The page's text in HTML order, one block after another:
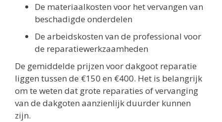
De materiaalkosten voor het vervangen van
beschadigde onderdelen
De arbeidskosten van de professional voor
de reparatiewerkzaamheden
De gemiddelde prijzen voor dakgoot reparatie
liggen tussen de €150 en €400. Het is belangrijk
om te weten dat grote reparaties of vervanging
van de dakgoten aanzienlijk duurder kunnen
zijn.